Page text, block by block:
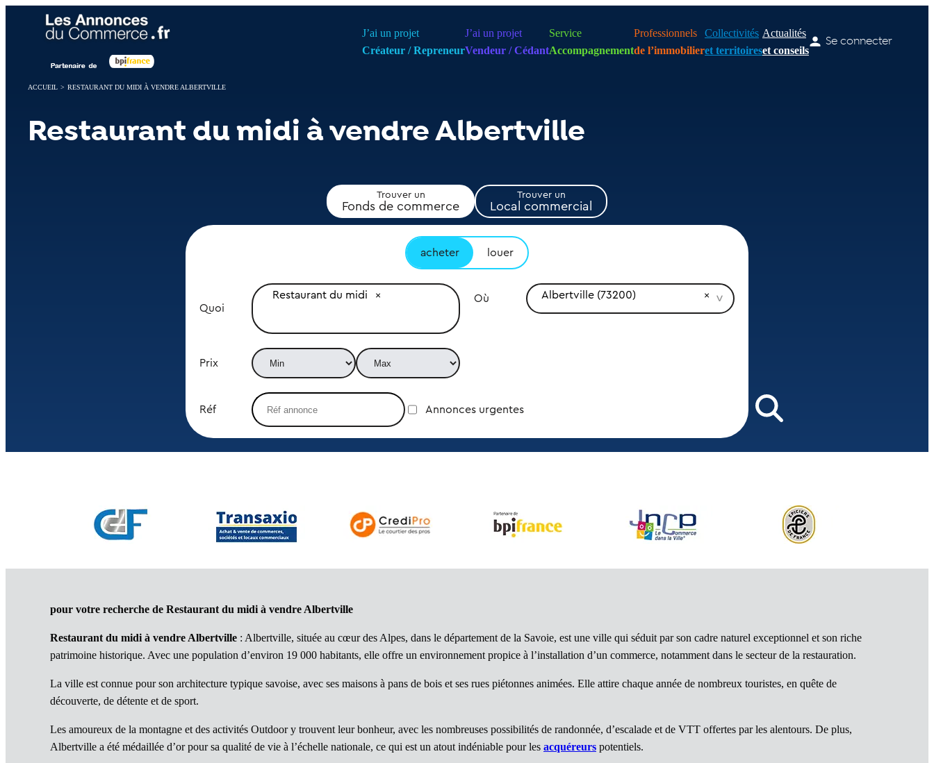
J’ai un projet
Créateur / Repreneur
J’ai un projet
Vendeur / Cédant
Service
Accompagnement
Professionnels
de l’immobilier
Collectivités
et territoires
Actualités
et conseils
Se connecter
ACCUEIL > RESTAURANT DU MIDI À VENDRE ALBERTVILLE
Restaurant du midi à vendre Albertville
Trouver un
Fonds de commerce
Trouver un
Local commercial
acheter louer
Quoi
Restaurant du midi Où Albertville (73200)
Prix
Réf Annonces urgentes
pour votre recherche de Restaurant du midi à vendre Albertville
Restaurant du midi à vendre Albertville : Albertville, située au cœur des Alpes, dans le département de la Savoie, est une ville qui séduit par son cadre naturel exceptionnel et son riche
patrimoine historique. Avec une population d’environ 19 000 habitants, elle offre un environnement propice à l’installation d’un commerce, notamment dans le secteur de la restauration.
La ville est connue pour son architecture typique savoise, avec ses maisons à pans de bois et ses rues piétonnes animées. Elle attire chaque année de nombreux touristes, en quête de
découverte, de détente et de sport.
Les amoureux de la montagne et des activités Outdoor y trouvent leur bonheur, avec les nombreuses possibilités de randonnée, d’escalade et de VTT offertes par les alentours. De plus,
Albertville a été médaillée d’or pour sa qualité de vie à l’échelle nationale, ce qui est un atout indéniable pour les acquéreurs potentiels.
Panneau de gestion des cookies